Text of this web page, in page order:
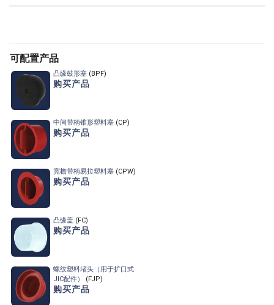
可配置产品
凸缘鼓形塞 (BPF)
购买产品
中间带柄锥形塑料塞 (CP)
购买产品
宽檐带柄易拉塑料塞 (CPW)
购买产品
凸缘盖 (FC)
购买产品
螺纹塑料堵头 （用于扩口式
JIC配件）
(FJP)
购买产品